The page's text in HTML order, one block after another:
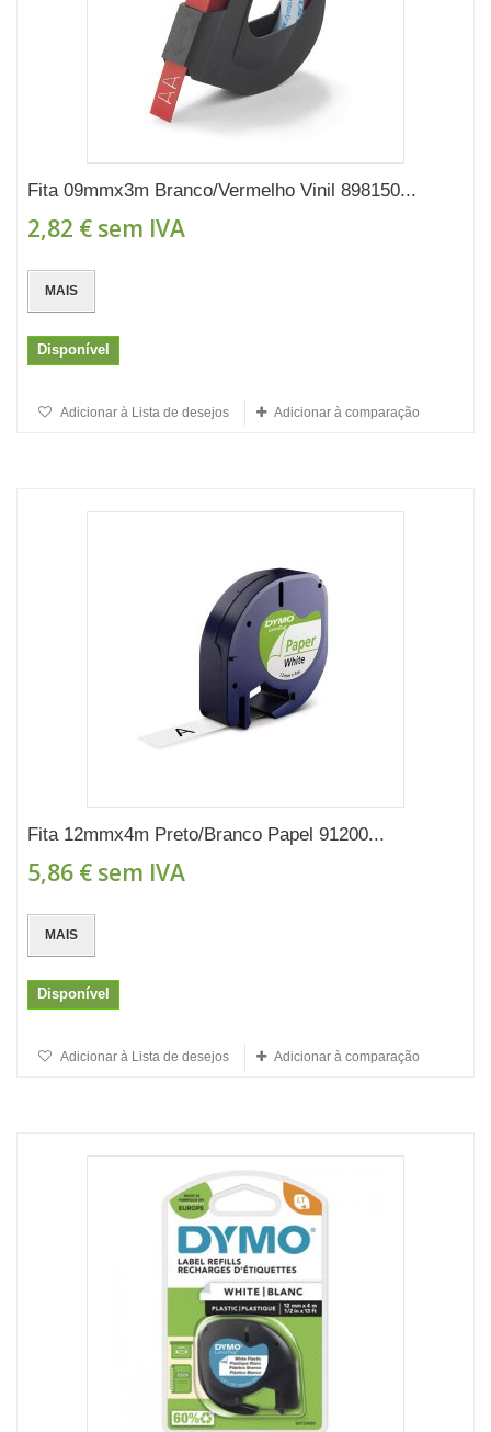
Fita 09mmx3m Branco/Vermelho Vinil 898150...
2,82 € sem IVA
MAIS
Disponível
Adicionar à Lista de desejos Adicionar à comparação
Fita 12mmx4m Preto/Branco Papel 91200...
5,86 € sem IVA
MAIS
Disponível
Adicionar à Lista de desejos Adicionar à comparação